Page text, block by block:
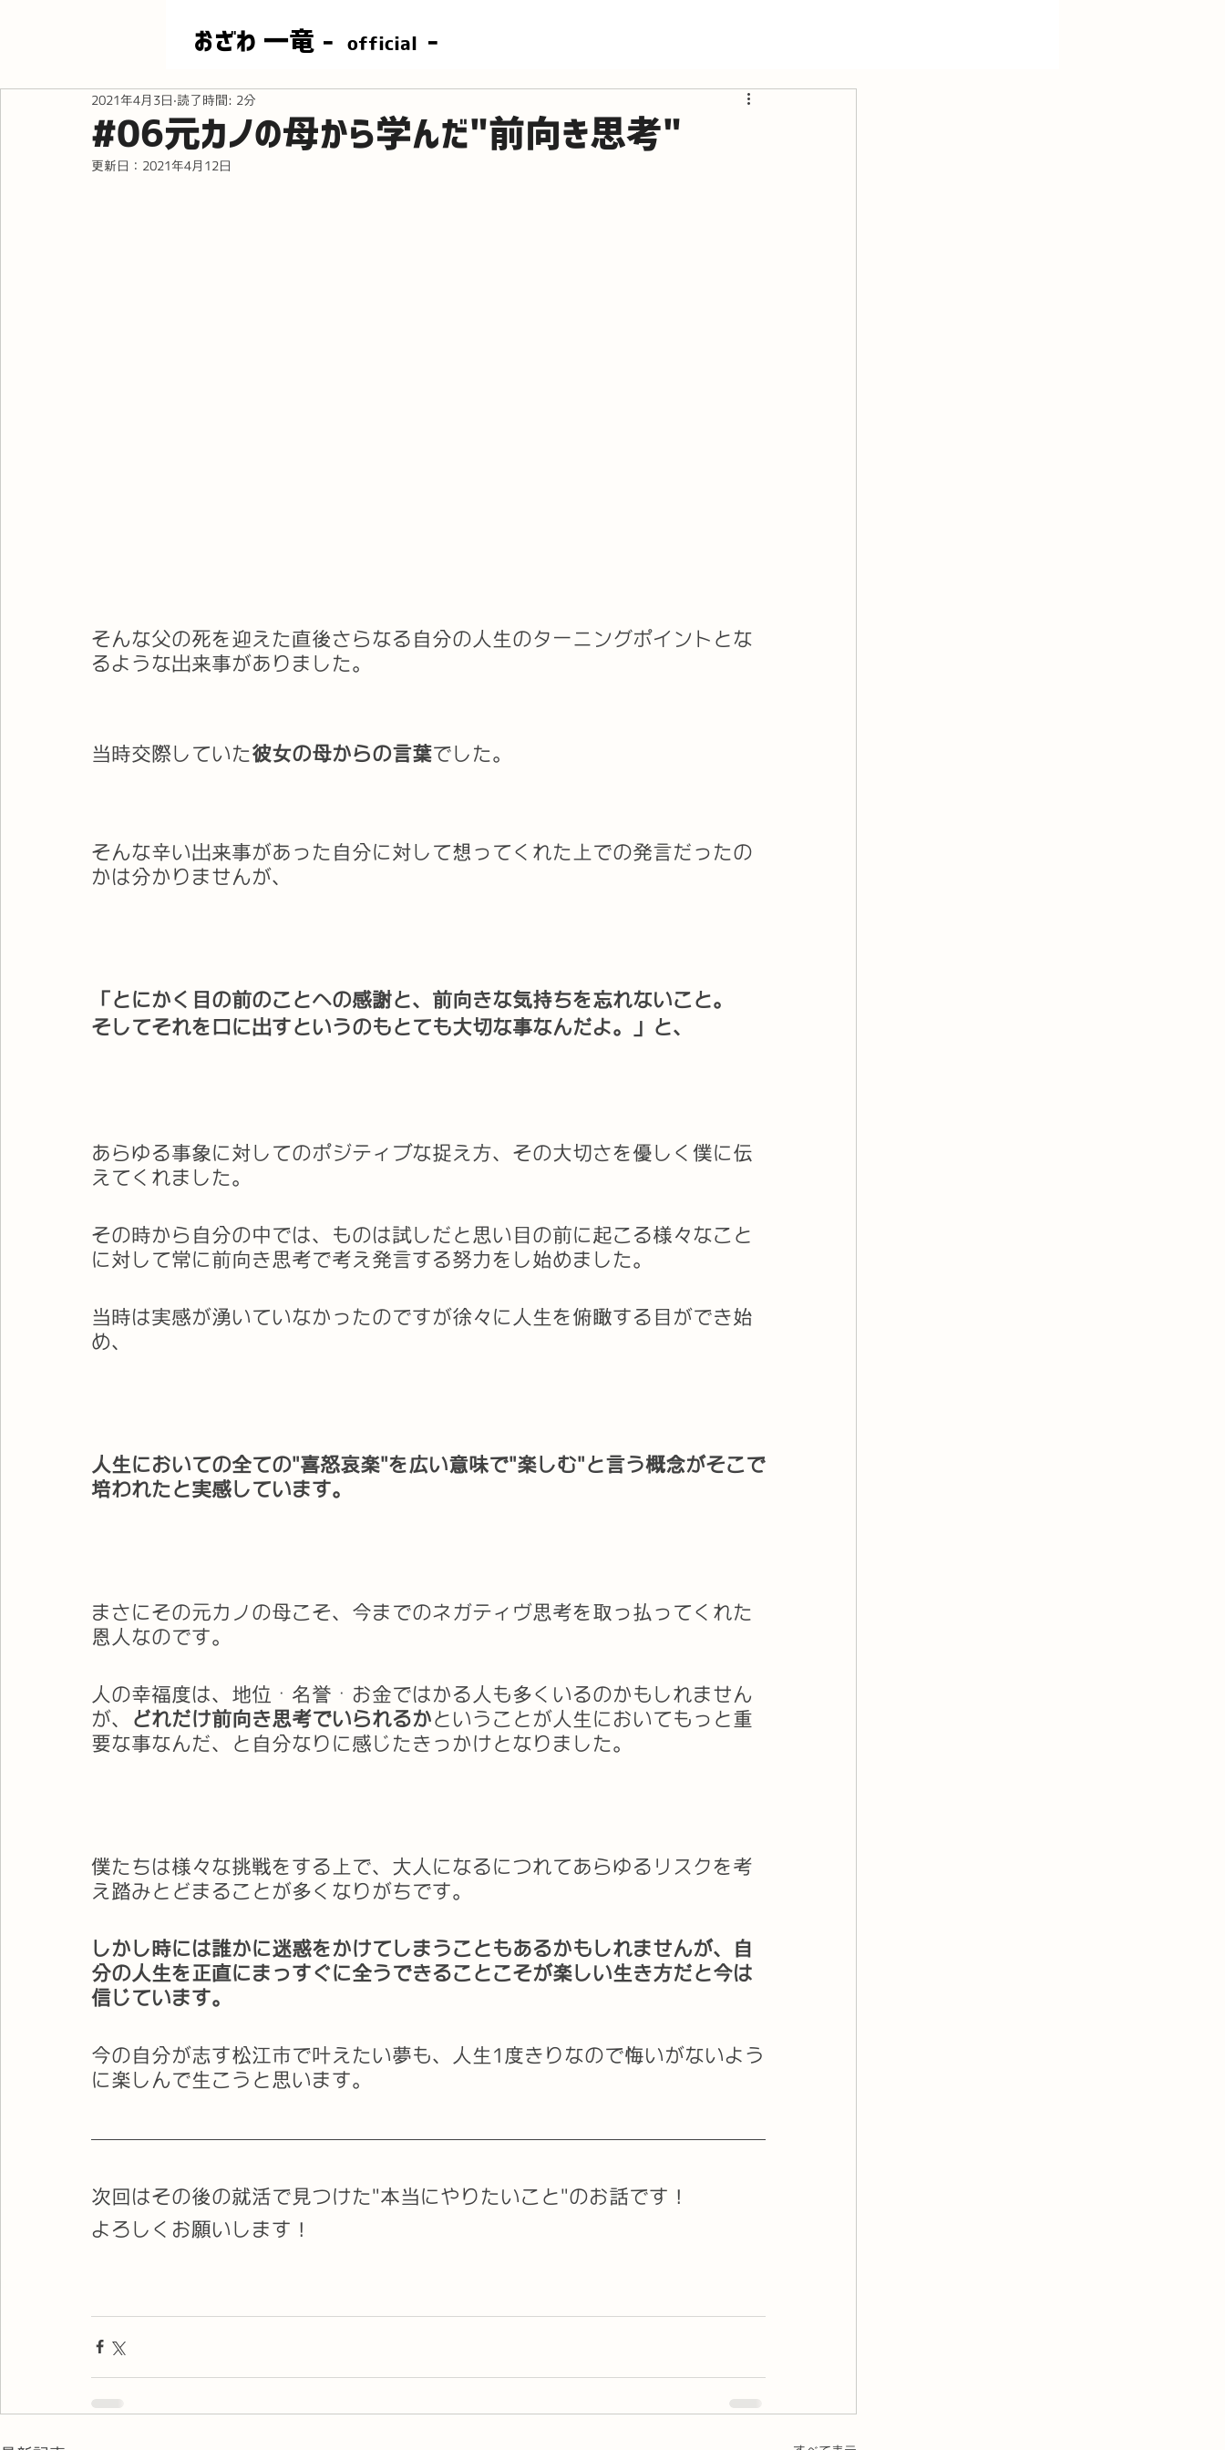
​おざわ 一竜 - official -
#06元カノの母から学んだ"前向き思考"
2021年4月3日 読了時間: 2分
更新日： 2021年4月12日
そんな父の死を迎えた直後さらなる自分の人生のターニングポイントとな
るような出来事がありました。
当時交際していた彼女の母からの言葉でした。
そんな辛い出来事があった自分に対して想ってくれた上での発言だったの
かは分かりませんが、
「とにかく目の前のことへの感謝と、前向きな気持ちを忘れないこと。
そしてそれを口に出すというのもとても大切な事なんだよ。」と、
あらゆる事象に対してのポジティブな捉え方、その大切さを優しく僕に伝
えてくれました。
その時から自分の中では、ものは試しだと思い目の前に起こる様々なこと
に対して常に前向き思考で考え発言する努力をし始めました。
当時は実感が湧いていなかったのですが徐々に人生を俯瞰する目ができ始
め、
人生においての全ての"喜怒哀楽"を広い意味で"楽しむ"と言う概念がそこで
培われたと実感しています。
まさにその元カノの母こそ、今までのネガティヴ思考を取っ払ってくれた
恩人なのです。
人の幸福度は、地位・名誉・お金ではかる人も多くいるのかもしれません
が、
どれだけ前向き思考でいられるかということが人生においてもっと重
要な事なんだ、と自分なりに感じたきっかけとなりました。
僕たちは様々な挑戦をする上で、大人になるにつれてあらゆるリスクを考
え踏みとどまることが多くなりがちです。
しかし時には誰かに迷惑をかけてしまうこともあるかもしれませんが、自
分の人生を正直にまっすぐに全うできることこそが楽しい生き方だと今は
信じています。
今の自分が志す松江市で叶えたい夢も、人生1度きりなので悔いがないよう
に楽しんで生こうと思います。
次回はその後の就活で見つけた"本当にやりたいこと"のお話です！
よろしくお願いします！